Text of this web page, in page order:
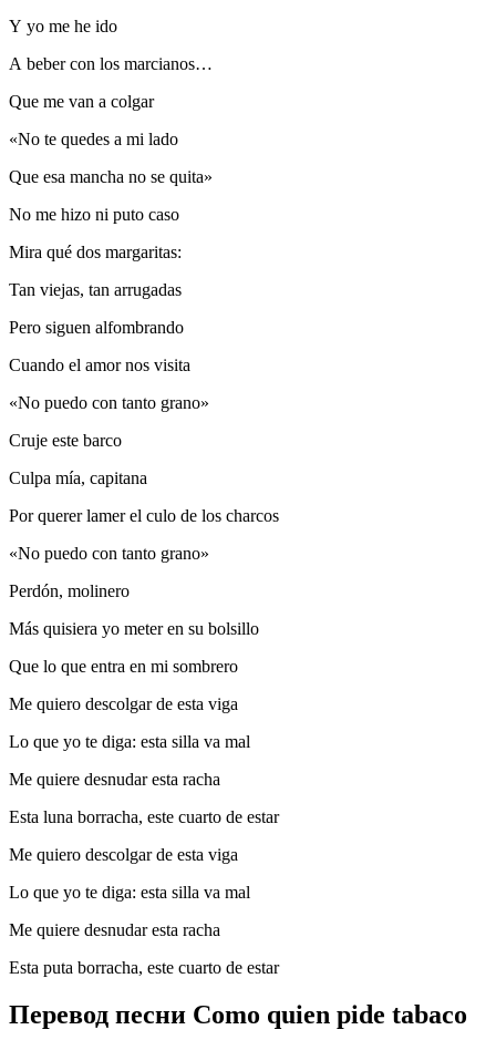
Y yo me he ido
A beber con los marcianos…
Que me van a colgar
«No te quedes a mi lado
Que esa mancha no se quita»
No me hizo ni puto caso
Mira qué dos margaritas:
Tan viejas, tan arrugadas
Pero siguen alfombrando
Cuando el amor nos visita
«No puedo con tanto grano»
Cruje este barco
Culpa mía, capitana
Por querer lamer el culo de los charcos
«No puedo con tanto grano»
Perdón, molinero
Más quisiera yo meter en su bolsillo
Que lo que entra en mi sombrero
Me quiero descolgar de esta viga
Lo que yo te diga: esta silla va mal
Me quiere desnudar esta racha
Esta luna borracha, este cuarto de estar
Me quiero descolgar de esta viga
Lo que yo te diga: esta silla va mal
Me quiere desnudar esta racha
Esta puta borracha, este cuarto de estar
Перевод песни Como quien pide tabaco